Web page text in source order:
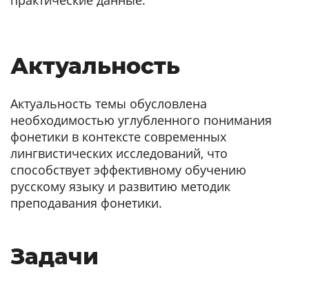
Актуальность
Актуальность темы обусловлена
необходимостью углубленного понимания
фонетики в контексте современных
лингвистических исследований, что
способствует эффективному обучению
русскому языку и развитию методик
преподавания фонетики.
Задачи